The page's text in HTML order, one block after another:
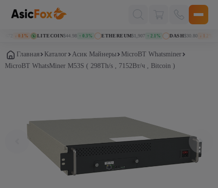
↓ 0.1% LITECOIN$44.98 ↑ 0.3% ETHEREUM$1,907 ↑ 2.1% DASH$30.80 ↓ 1.2%
Главная Каталог Асик Майнеры
MicroBT Whatsminer
MicroBT WhatsMiner M53S ( 298Th/s , 7152Вт/ч , Bitcoin )